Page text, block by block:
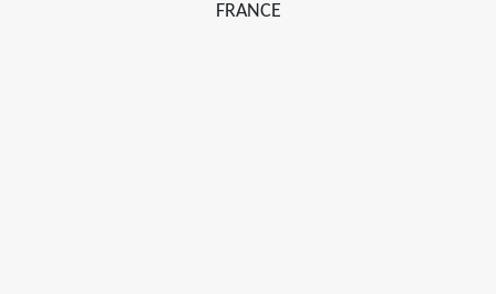
FRANCE